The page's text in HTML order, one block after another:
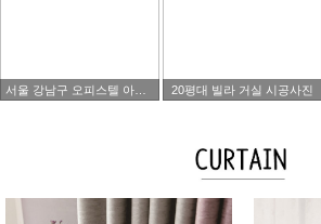
20평대 빌라 거실 시공사진